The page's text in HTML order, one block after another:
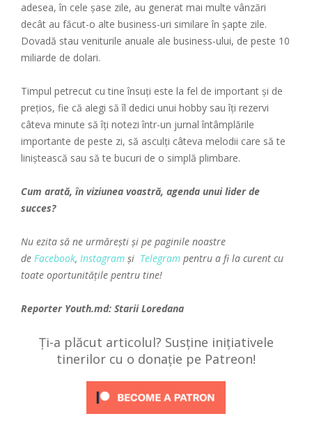
adesea, în cele șase zile, au generat mai multe vânzări
decât au făcut-o alte business-uri similare în șapte zile.
Dovadă stau veniturile anuale ale business-ului, de peste 10
miliarde de dolari.
Timpul petrecut cu tine însuți este la fel de important și de
prețios, fie că alegi să îl dedici unui hobby sau îți rezervi
câteva minute să îți notezi într-un jurnal întâmplările
importante de peste zi, să asculți câteva melodii care să te
liniștească sau să te bucuri de o simplă plimbare.
Cum arată, în viziunea voastră, agenda unui lider de
succes?
Nu ezita să ne urmărești și pe paginile noastre
de Facebook, Instagram și Telegram pentru a fi la curent cu
toate oportunitățile pentru tine!
Reporter Youth.md: Starii Loredana
Ți-a plăcut articolul? Susține inițiativele
tinerilor cu o donație pe Patreon!